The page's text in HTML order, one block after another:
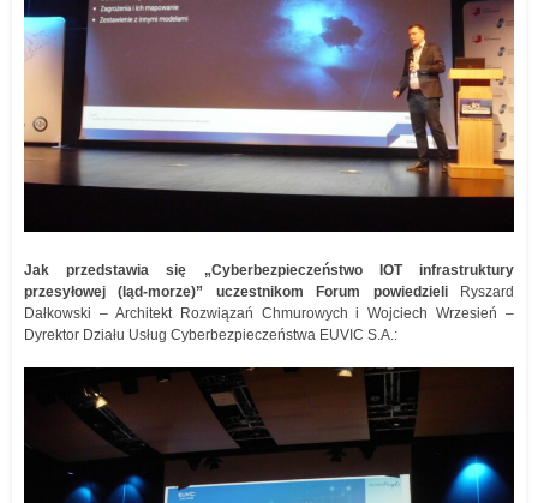
Jak przedstawia się „Cyberbezpieczeństwo IOT infrastruktury
przesyłowej (ląd-morze)” uczestnikom Forum powiedzieli
Ryszard
Dałkowski – Architekt Rozwiązań Chmurowych i Wojciech Wrzesień –
Dyrektor Działu Usług Cyberbezpieczeństwa EUVIC S.A.: